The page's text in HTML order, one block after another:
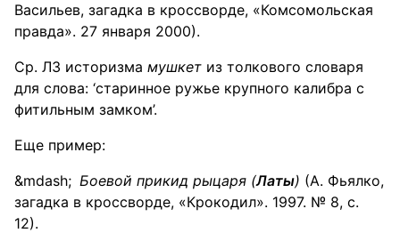
Васильев, загадка в кроссворде, «Комсомольская
правда». 27 января 2000).
Ср. ЛЗ историзма мушкет из толкового словаря
для слова: ‘старинное ружье крупного калибра с
фитильным замком’.
Еще пример:
Боевой прикид рыцаря (Латы) (А. Фьялко,
загадка в кроссворде, «Крокодил». 1997. № 8, с.
12).